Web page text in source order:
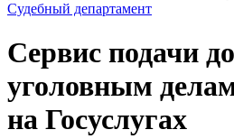
Судебный департамент
Сервис подачи
уголовным
на Госуслугах